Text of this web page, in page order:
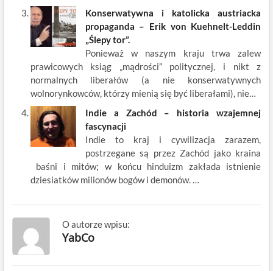
Konserwatywna i katolicka austriacka
propaganda – Erik von Kuehnelt-Leddin
„Ślepy tor”.
Ponieważ w naszym kraju trwa zalew
prawicowych ksiąg „mądrości” politycznej, i nikt z
normalnych liberałów (a nie konserwatywnych
wolnorynkowców, którzy mienią się być liberałami), nie…
Indie a Zachód – historia wzajemnej
fascynacji
Indie to kraj i cywilizacja zarazem,
postrzegane są przez Zachód jako kraina
baśni i mitów; w końcu hinduizm zakłada istnienie
dziesiatków milionów bogów i demonów. …
O autorze wpisu:
YabCo